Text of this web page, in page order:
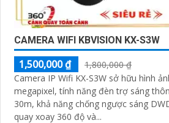
CAMERA WIFI KBVISION KX-S3W
1,500,000 ₫
1,800,000 ₫
Camera IP Wifi KX-S3W sở hữu hình
megapixel, tính năng đèn trợ sáng
30m, khả năng chống ngược sáng
quay xoay 360 độ và...